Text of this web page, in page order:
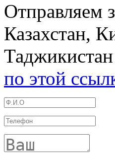
Отправляем
Казахстан,
по этой